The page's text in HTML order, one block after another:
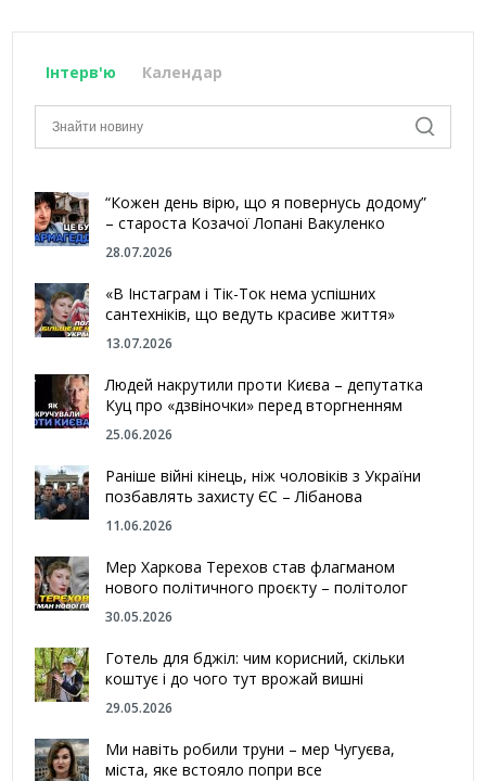
Інтерв'ю Календар
“Кожен день вірю, що я повернусь додому”
– староста Козачої Лопані Вакуленко
28.07.2026
«В Інстаграм і Тік-Ток нема успішних
сантехніків, що ведуть красиве життя»
13.07.2026
Людей накрутили проти Києва – депутатка
Куц про «дзвіночки» перед вторгненням
25.06.2026
Раніше війні кінець, ніж чоловіків з України
позбавлять захисту ЄС – Лібанова
11.06.2026
Мер Харкова Терехов став флагманом
нового політичного проєкту – політолог
30.05.2026
Готель для бджіл: чим корисний, скільки
коштує і до чого тут врожай вишні
29.05.2026
Ми навіть робили труни – мер Чугуєва,
міста, яке встояло попри все